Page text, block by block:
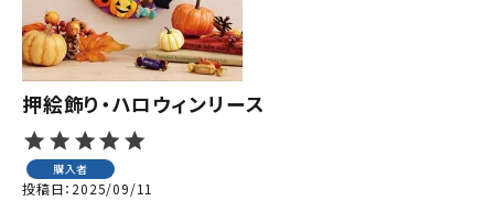
押絵飾り・ハロウィンリース
購入者
投稿日 2025/09/11